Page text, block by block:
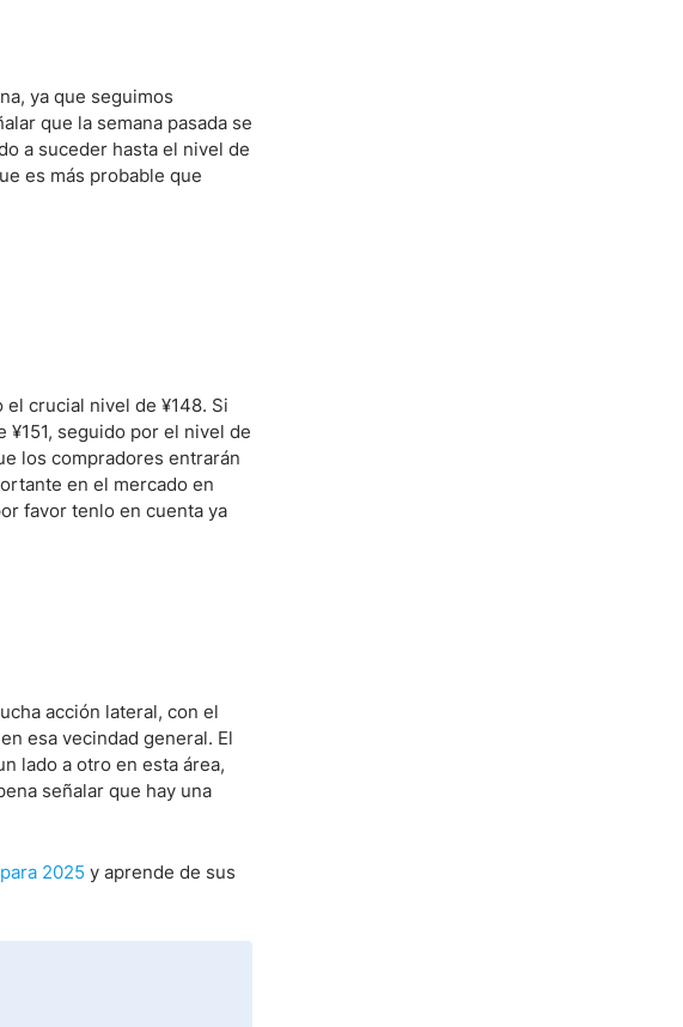
ya que seguimos
que la semana pasada se
a suceder hasta el nivel de
es más probable que
crucial nivel de ¥148. Si
seguido por el nivel de
los compradores entrarán
en el mercado en
favor tenlo en cuenta ya
acción lateral, con el
esa vecindad general. El
lado a otro en esta área,
señalar que hay una
2025 y aprende de sus